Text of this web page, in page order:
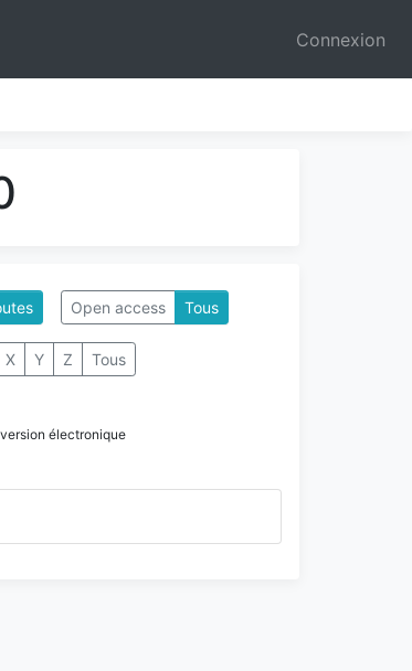
Connexion
Open access Tous
X Y Z Tous
électronique